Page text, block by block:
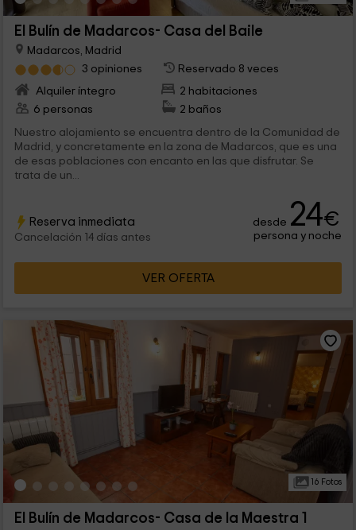
El Bulín de Madarcos- Casa del Baile
Madarcos, Madrid
3 opiniones
Reservado 8 veces
Alquiler íntegro
2 habitaciones
6 personas
2 baños
Nuestro alojamiento se encuentra dentro de la Comunidad de
Madrid, y concretamente en la zona de Madarcos, que es una
de esas poblaciones con encanto en las que disfrutar. Se
trata de un...
Reserva inmediata
Cancelación 14 días antes
desde 24€
persona y noche
VER OFERTA
16 Fotos
El Bulín de Madarcos- Casa de la Maestra 1